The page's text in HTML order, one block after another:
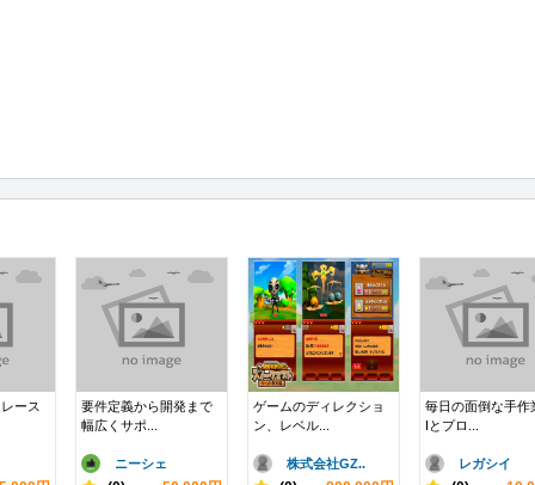
ース
要件定義から開発まで
幅広くサポ...
ニーシェ
ゲームのディレクショ
ン、レベル...
株式会社GZ..
毎日の面倒な手作
Iとプロ...
レガシイ